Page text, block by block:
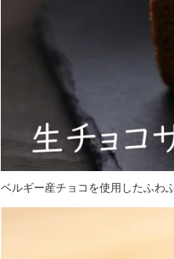
ベルギー産チョコを使用したふわ